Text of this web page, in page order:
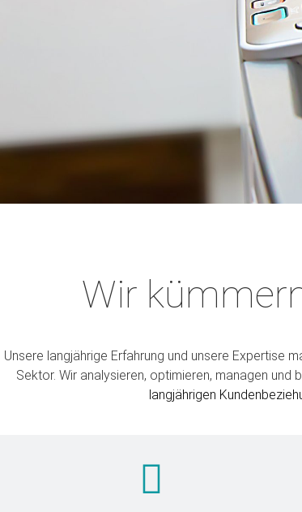
TecService ist
Wir
Unsere langjährige Erfahrung und unsere Expertise
Sektor. Wir analysieren, optimieren, managen und
langjährigen